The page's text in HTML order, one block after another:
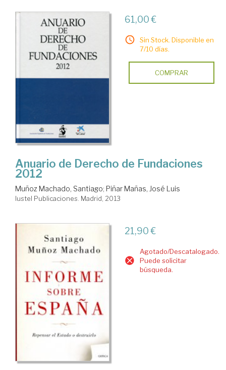
61,00 €
Sin Stock. Disponible en
7/10 días.
COMPRAR
Anuario de Derecho de Fundaciones
2012
Muñoz Machado, Santiago; Piñar Mañas, José Luis
Iustel Publicaciones. Madrid, 2013
21,90 €
Agotado/Descatalogado.
Puede solicitar
búsqueda.